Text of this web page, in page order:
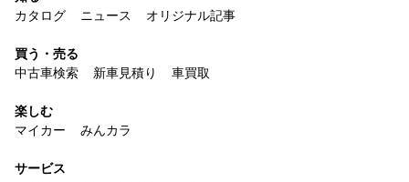
カタログ
ニュース オリジナル記事
買う・売る
中古車検索
新車見積り 車買取
楽しむ
マイカー
みんカラ
サービス